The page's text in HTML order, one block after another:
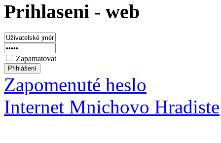
Prihlaseni - web
Zapamatovat
Zapomenuté heslo
Internet Mnichovo Hradiste